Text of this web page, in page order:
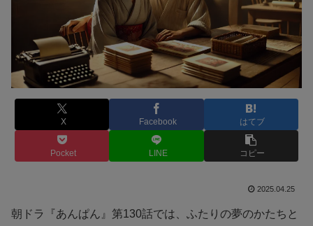
X Facebook はてブ
Pocket LINE コピー
2025.04.25
朝ドラ『あんぱん』第130話では、ふたりの夢のかたちと